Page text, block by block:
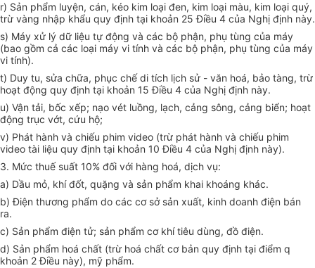
r) Sản phẩm luyện, cán, kéo kim loại đen, kim loại màu, kim loại quý,
trừ vàng nhập khẩu quy định tại khoản 25 Điều 4 của Nghị định này.
s) Máy xử lý dữ liệu tự động và các bộ phận, phụ tùng của máy
(bao gồm cả các loại máy vi tính và các bộ phận, phụ tùng của máy
vi tính).
t) Duy tu, sửa chữa, phục chế di tích lịch sử - văn hoá, bảo tàng, trừ
hoạt động quy định tại khoản 15 Điều 4 của Nghị định này.
u) Vận tải, bốc xếp; nạo vét luồng, lạch, cảng sông, cảng biển; hoạt
động trục vớt, cứu hộ;
v) Phát hành và chiếu phim video (trừ phát hành và chiếu phim
video tài liệu quy định tại khoản 10 Điều 4 của Nghị định này).
3. Mức thuế suất 10% đối với hàng hoá, dịch vụ:
a) Dầu mỏ, khí đốt, quặng và sản phẩm khai khoáng khác.
b) Điện thương phẩm do các cơ sở sản xuất, kinh doanh điện bán
ra.
c) Sản phẩm điện tử; sản phẩm cơ khí tiêu dùng, đồ điện.
d) Sản phẩm hoá chất (trừ hoá chất cơ bản quy định tại điểm q
khoản 2 Điều này), mỹ phẩm.